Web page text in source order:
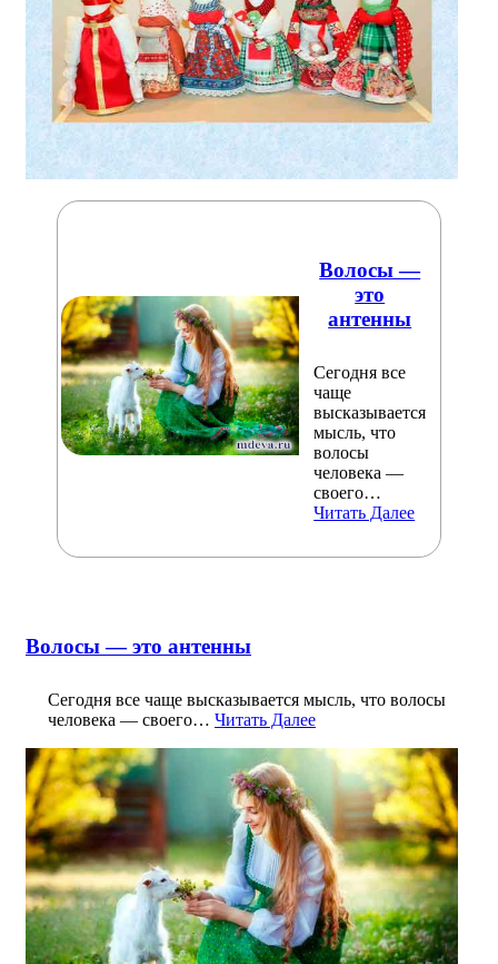
Волосы —
это
антенны
Сегодня все
чаще
высказывается
мысль, что
волосы
человека —
своего…
Читать Далее
Волосы — это антенны
Сегодня все чаще высказывается мысль, что волосы
человека — своего… Читать Далее